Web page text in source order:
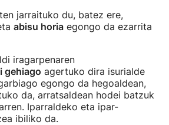
jarraituko du, batez ere,
abisu horia egongo da ezarrita
iragarpenaren
gehiago agertuko dira isurialde
egongo da hegoaldean,
da, arratsaldean hodei batzuk
Iparraldeko eta ipar-
ibiliko da.